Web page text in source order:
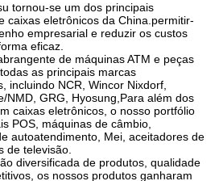
tornou-se um dos principais
caixas eletrônicos da China.permitir-
empresarial e reduzir os custos
eficaz.
de máquinas ATM e peças
as principais marcas
incluindo NCR, Wincor Nixdorf,
NMD, GRG, Hyosung,Para além dos
caixas eletrônicos, o nosso portfólio
POS, máquinas de câmbio,
autoatendimento, Mei, aceitadores de
de televisão.
diversificada de produtos, qualidade
os nossos produtos ganharam